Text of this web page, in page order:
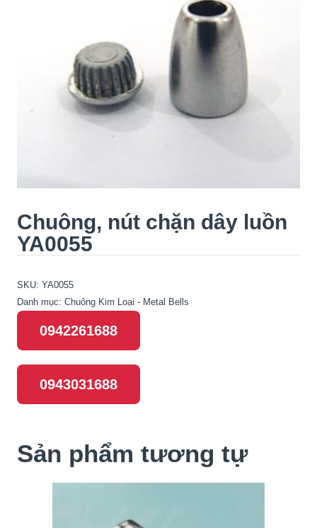
Chuông, nút chặn dây luồn
YA0055
SKU: YA0055
Danh mục: Chuông Kim Loại - Metal Bells
0942261688
0943031688
Sản phẩm tương tự